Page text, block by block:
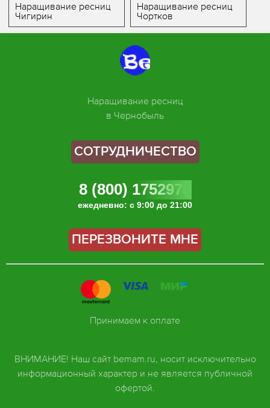
Наращивание ресниц
Чигирин
Наращивание ресниц
Чортков
Наращивание ресниц
в Чернобыль
СОТРУДНИЧЕСТВО
8 (800) 1752978
ежедневно: с 9:00 до 21:00
ПЕРЕЗВОНИТЕ МНЕ
ВНИМАНИЕ! Наш сайт bemam.ru, носит исключительно
информационный характер и не является публичной
офертой.
Принимаем к оплате